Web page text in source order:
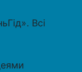
Всі